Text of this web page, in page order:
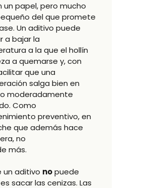
un papel, pero mucho
del que promete
Un aditivo puede
a bajar la
a la que el hollín
a quemarse y, con
que una
salga bien en
moderadamente
Como
preventivo, en
que además hace
no
más.
un aditivo nopuede
sacar las cenizas. Las